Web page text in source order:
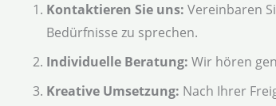
Kontaktieren Sie uns: Vereinbaren
Bedürfnisse zu sprechen.
Individuelle Beratung: Wir hören
Kreative Umsetzung: Nach Ihrer